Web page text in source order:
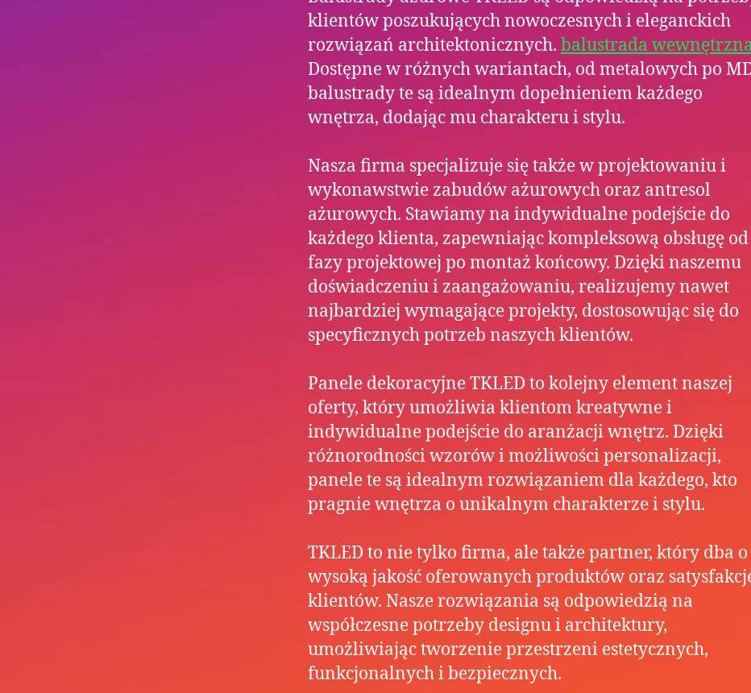
klientów poszukujących nowoczesnych i eleganckich
rozwiązań architektonicznych. balustrada
Dostępne w różnych wariantach, od metalowych po
balustrady te są idealnym dopełnieniem każdego
wnętrza, dodając mu charakteru i stylu.
Nasza firma specjalizuje się także w projektowaniu i
wykonawstwie zabudów ażurowych oraz antresol
ażurowych. Stawiamy na indywidualne podejście do
każdego klienta, zapewniając kompleksową obsługę od
fazy projektowej po montaż końcowy. Dzięki naszemu
doświadczeniu i zaangażowaniu, realizujemy nawet
najbardziej wymagające projekty, dostosowując się do
specyficznych potrzeb naszych klientów.
Panele dekoracyjne TKLED to kolejny element naszej
oferty, który umożliwia klientom kreatywne i
indywidualne podejście do aranżacji wnętrz. Dzięki
różnorodności wzorów i możliwości personalizacji,
panele te są idealnym rozwiązaniem dla każdego, kto
pragnie wnętrza o unikalnym charakterze i stylu.
TKLED to nie tylko firma, ale także partner, który dba o
wysoką jakość oferowanych produktów oraz
klientów. Nasze rozwiązania są odpowiedzią na
współczesne potrzeby designu i architektury,
umożliwiając tworzenie przestrzeni estetycznych,
funkcjonalnych i bezpiecznych.